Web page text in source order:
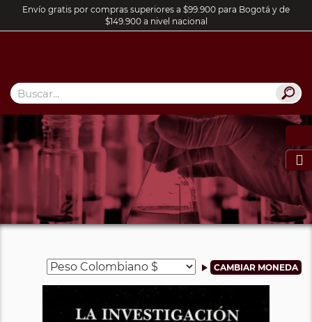
Envío gratis por compras superiores a $99.900 para Bogotá y de
$149.900 a nivel nacional
